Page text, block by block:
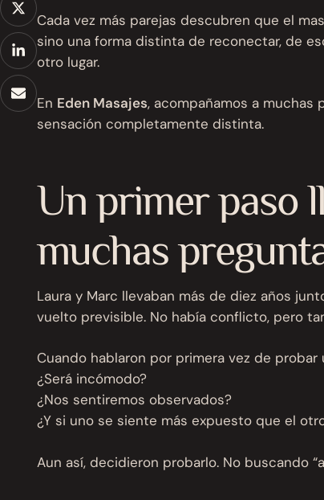
Cada vez más parejas descubren que el
sino una forma distinta de reconectar, de
otro lugar.
En Eden Masajes, acompañamos a muchas
sensación completamente distinta.
Un primer paso
muchas
Laura y Marc llevaban más de diez años
vuelto previsible. No había conflicto, pero
Cuando hablaron por primera vez de
¿Será incómodo?
¿Nos sentiremos observados?
¿Y si uno se siente más expuesto que el
Aun así, decidieron probarlo. No buscando